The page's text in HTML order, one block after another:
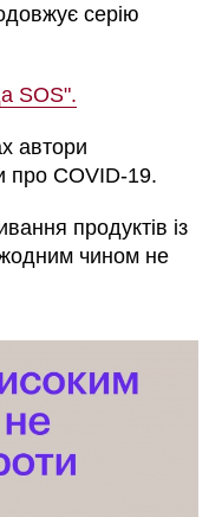
серію
SOS".
автори
про COVID-19.
продуктів із
жодним чином не